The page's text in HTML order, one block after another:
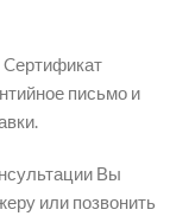
письмо и
Вы
или позвонить